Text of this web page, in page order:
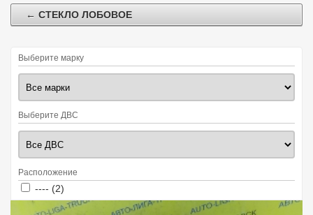
← СТЕКЛО ЛОБОВОЕ
Выберите марку
Выберите ДВС
Расположение
Apply ---- filter
---- (2)